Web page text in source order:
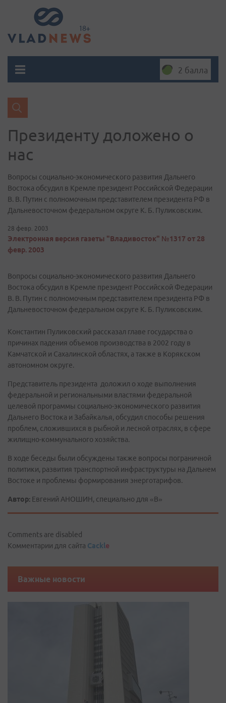
2 балла
Президенту доложено о
нас
Вопросы социально-экономического развития Дальнего
Востока обсудил в Кремле президент Российской Федерации
В. В. Путин с полномочным представителем президента РФ в
Дальневосточном федеральном округе К. Б. Пуликовским.
28 февр. 2003
Электронная версия газеты "Владивосток" №1317 от 28
февр. 2003
Вопросы социально-экономического развития Дальнего
Востока обсудил в Кремле президент Российской Федерации
В. В. Путин с полномочным представителем президента РФ в
Дальневосточном федеральном округе К. Б. Пуликовским.
Константин Пуликовский рассказал главе государства о
причинах падения объемов производства в 2002 году в
Камчатской и Сахалинской областях, а также в Корякском
автономном округе.
Представитель президента доложил о ходе выполнения
федеральной и региональными властями федеральной
целевой программы социально-экономического развития
Дальнего Востока и Забайкалья, обсудил способы решения
проблем, сложившихся в рыбной и лесной отраслях, в сфере
жилищно-коммунального хозяйства.
В ходе беседы были обсуждены также вопросы пограничной
политики, развития транспортной инфраструктуры на Дальнем
Востоке и проблемы формирования энерготарифов.
Автор: Евгений АНОШИН, специально для «В»
Comments are disabled
Комментарии для сайта Cackle
Важные новости